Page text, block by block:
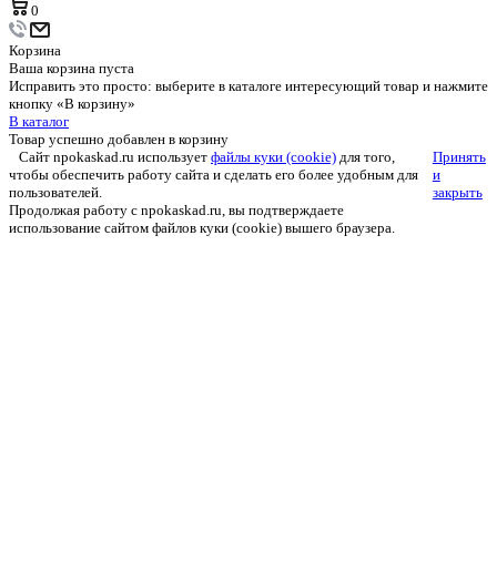
0
Корзина
Ваша корзина пуста
Исправить это просто: выберите в каталоге интересующий товар и нажмите
кнопку «В корзину»
В каталог
Товар успешно добавлен в корзину
Сайт npokaskad.ru использует файлы куки (cookie) для того,
чтобы обеспечить работу сайта и сделать его более удобным для
пользователей.
Продолжая работу с npokaskad.ru, вы подтверждаете
использование сайтом файлов куки (cookie) вышего браузера.
Принять
и
закрыть